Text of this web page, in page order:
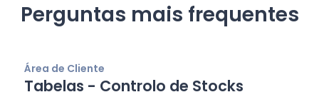
Perguntas mais frequentes
Área de Cliente
Tabelas - Controlo de Stocks